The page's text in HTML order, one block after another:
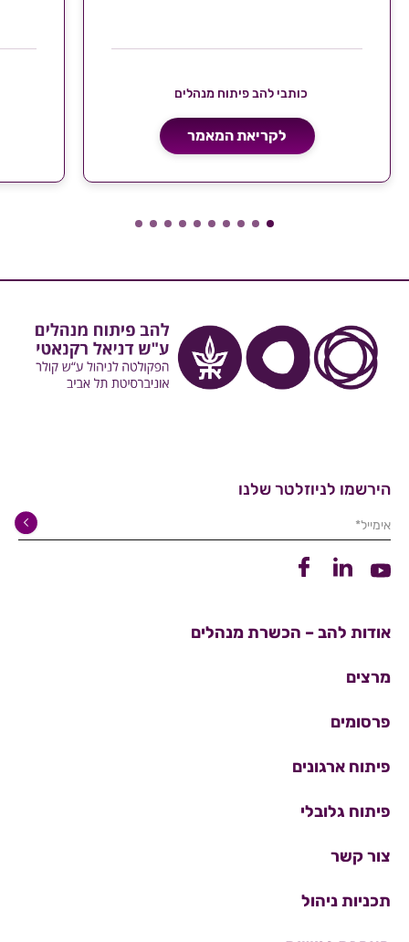
כותבי להב פיתוח מנהלים
לקריאת המאמר
הירשמו לניוזלטר שלנו
אימייל*
קישור ליוטיובקישור ללינקדיןקישור לפייסבוק
אודות להב – הכשרת מנהלים
מרצים
פרסומים
פיתוח ארגונים
פיתוח גלובלי
צור קשר
תכניות ניהול